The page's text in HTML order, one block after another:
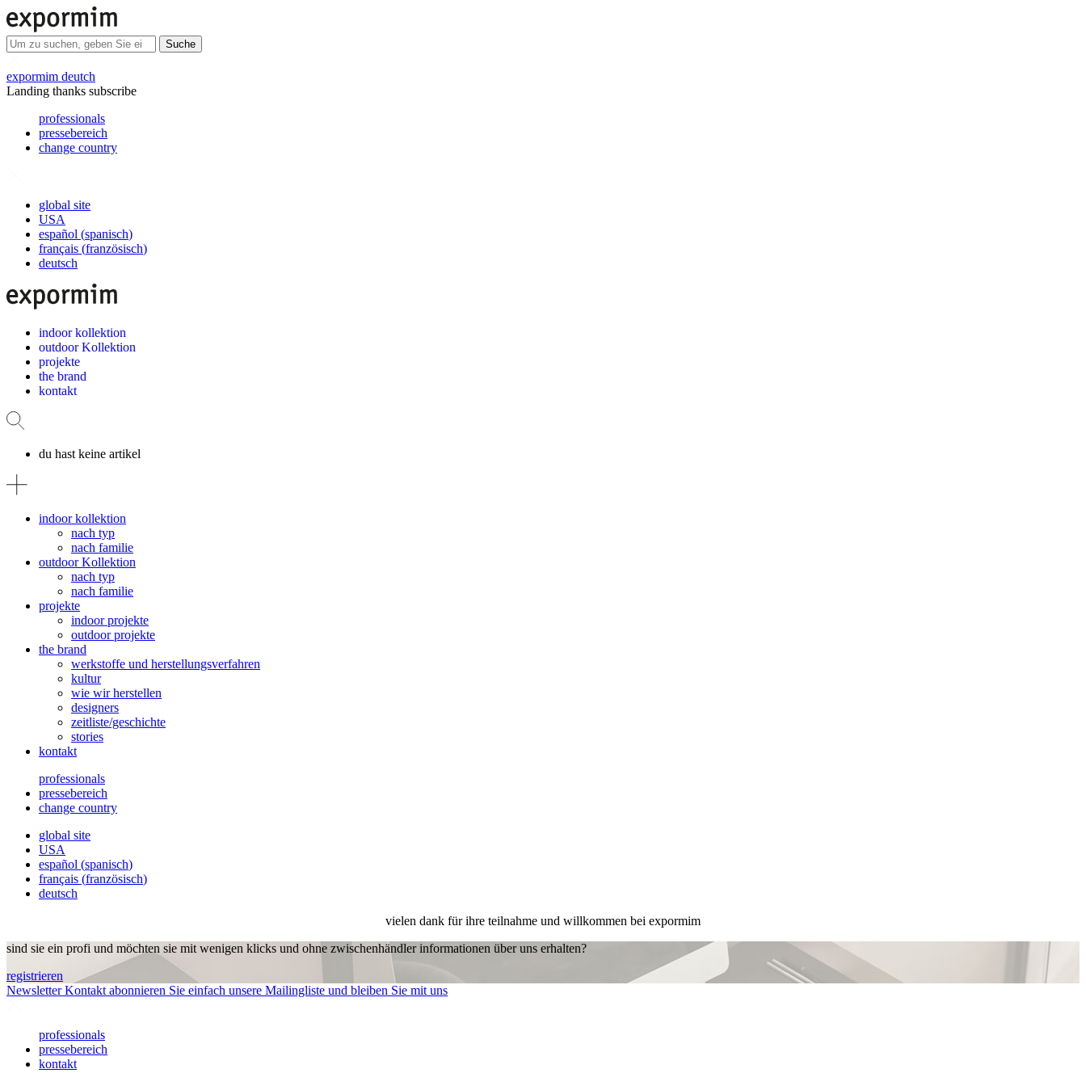
Suche
expormim deutch
Landing thanks subscribe
professionals
pressebereich
change country
global site
USA
español (spanisch)
français (französisch)
deutsch
indoor kollektion
outdoor Kollektion
projekte
the brand
kontakt
du hast keine artikel
indoor kollektion
nach typ
nach familie
outdoor Kollektion
nach typ
nach familie
projekte
indoor projekte
outdoor projekte
the brand
werkstoffe und herstellungsverfahren
kultur
wie wir herstellen
designers
zeitliste/geschichte
stories
kontakt
professionals
pressebereich
change country
global site
USA
español (spanisch)
français (französisch)
deutsch
vielen dank für ihre teilnahme und willkommen bei expormim
sind sie ein profi und möchten sie mit wenigen klicks und ohne zwischenhändler informationen über uns erhalten?
registrieren
Newsletter Kontakt abonnieren Sie einfach unsere Mailingliste und bleiben Sie mit uns
professionals
pressebereich
kontakt